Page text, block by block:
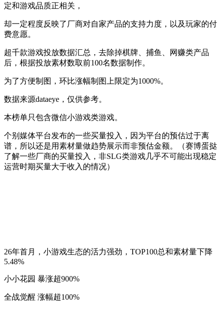
定和游戏品质正相关，
却一定程度反映了厂商对自家产品的支持力度，以及玩家的付
费意愿。
超千款游戏投放数据汇总，去除掉棋牌、捕鱼、网赚类产品
后，根据投放素材数取前100名数据制作。
为了方便制图，环比涨幅制图上限定为1000%。
数据来源dataeye，仅供参考。
本榜单只包含微信小游戏类游戏。
个别媒体平台发布的一些买量投入，因为平台的预估过于离
谱，所以还是用素材量做趋势展示而非预估金额。（赛博蛋挞
了解一些厂商的买量投入，非SLG类游戏几乎不可能出现稳定
运营时期买量大于收入的情况）
26年首月，小游戏生态的活力强劲，TOP100总和素材量下降
5.48%
小小花园 暴涨超900%
全战觉醒 涨幅超100%